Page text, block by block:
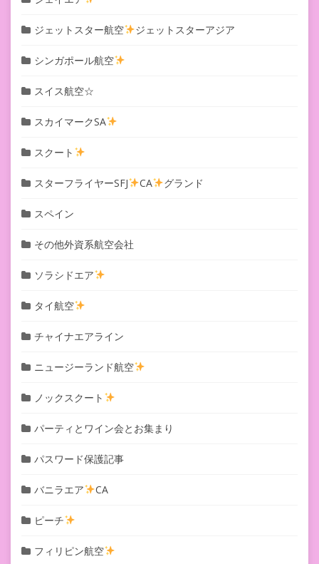
ジェットスター航空 ジェットスターアジア
シンガポール航空
スイス航空☆
スカイマークSA
スクート
スターフライヤーSFJ CA グランド
スペイン
その他外資系航空会社
ソラシドエア
タイ航空
チャイナエアライン
ニュージーランド航空
ノックスクート
パーティとワイン会とお集まり
パスワード保護記事
バニラエア CA
ピーチ
フィリピン航空